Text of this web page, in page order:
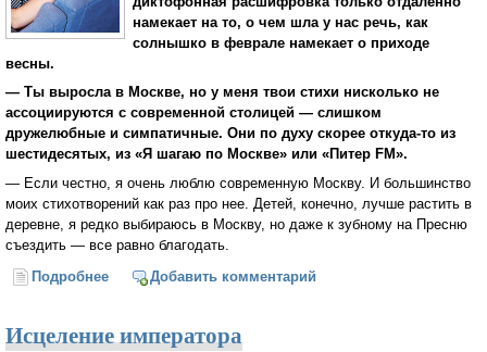
намекает на то, о чем шла у нас речь, как
солнышко в феврале намекает о приходе
весны.
— Ты выросла в Москве, но у меня твои стихи нисколько не
ассоциируются с современной столицей — слишком
дружелюбные и симпатичные. Они по духу скорее откуда-то из
шестидесятых, из «Я шагаю по Москве» или «Питер FM».
— Если честно, я очень люблю современную Москву. И большинство
моих стихотворений как раз про нее. Детей, конечно, лучше растить в
деревне, я редко выбираюсь в Москву, но даже к зубному на Пресню
съездить — все равно благодать.
Подробнее о Анна Логвинова: «Пушкин не купал моего ребенка»
Добавить комментарий
Исцеление императора